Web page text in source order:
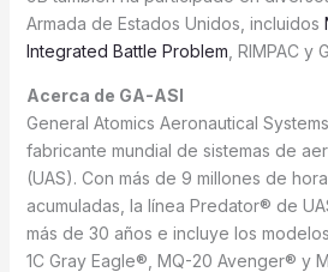
Armada de Estados Unidos, incluidos
Integrated Battle Problem , RIMPAC y
Acerca de GA-ASI
General Atomics Aeronautical
fabricante mundial de sistemas de
(UAS). Con más de 9 millones de
acumuladas, la línea Predator® de
más de 30 años e incluye los
1C Gray Eagle®, MQ-20 Avenger® y